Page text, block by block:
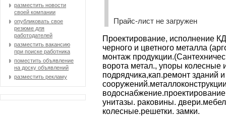
разместить новости
своей компании
опубликовать свое
резюме для
работодателей
разместить вакансию
при поиске работника
поместить объявление
на доску объявлений
разместить рекламу
Прайс-лист не загружен
Проектирование, исполнение
черного и цветного металла
монтаж
ворота метал., упоры колесные
подрядчика,кап.ремонт зданий и
унитазы. раковины.
колесные.решетки. замки.